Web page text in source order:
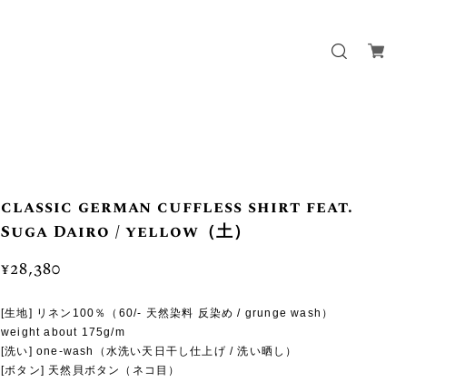
classic german cuffless shirt feat.
Suga Dairo / yellow（土）
¥28,380
[生地] リネン100％（60/- 天然染料 反染め / grunge wash）
weight about 175g/m
[洗い] one-wash（水洗い天日干し仕上げ / 洗い晒し）
[ボタン] 天然貝ボタン（ネコ目）